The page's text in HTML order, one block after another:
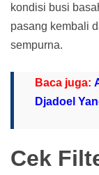
kondisi busi
pasang kembali
sempurna.
Baca juga:
Djadoel
Cek